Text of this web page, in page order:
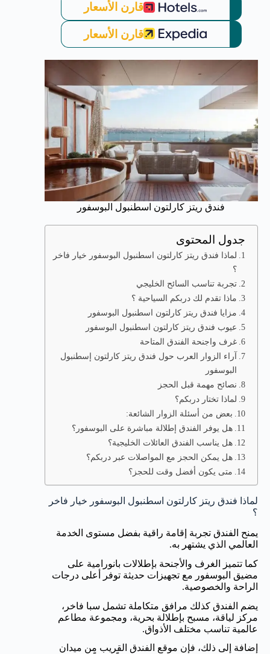
قارن الأسعار
قارن الأسعار
فندق ريتز كارلتون اسطنبول البوسفور
جدول المحتوى
لماذا فندق ريتز كارلتون اسطنبول البوسفور خيار فاخر
؟
تجربة تناسب السائح الخليجي
ماذا تقدم لك دربكم السياحية ؟
مزايا فندق ريتز كارلتون اسطنبول البوسفور
عيوب فندق ريتز كارلتون اسطنبول البوسفور
غرف واجنحة الفندق المتاحة
آراء الزوار العرب حول فندق ريتز كارلتون إسطنبول
البوسفور
نصائح مهمة قبل الحجز
لماذا تختار دربكم؟
بعض من أسئلة الزوار الشائعة:
هل يوفر الفندق إطلالة مباشرة على البوسفور؟
هل يناسب الفندق العائلات الخليجية؟
هل يمكن الحجز مع المواصلات عبر دربكم؟
متى يكون أفضل وقت للحجز؟
لماذا فندق ريتز كارلتون اسطنبول البوسفور خيار فاخر
؟
يمنح الفندق تجربة إقامة راقية بفضل مستوى الخدمة
العالمي الذي يشتهر به.
كما تتميز الغرف والأجنحة بإطلالات بانورامية على
مضيق البوسفور مع تجهيزات حديثة توفر أعلى درجات
الراحة والخصوصية.
يضم الفندق كذلك مرافق متكاملة تشمل سبا فاخر،
مركز لياقة، مسبح بإطلالة بحرية، ومجموعة مطاعم
عالمية تناسب مختلف الأذواق.
إضافة إلى ذلك، فإن موقع الفندق القريب من ميدان